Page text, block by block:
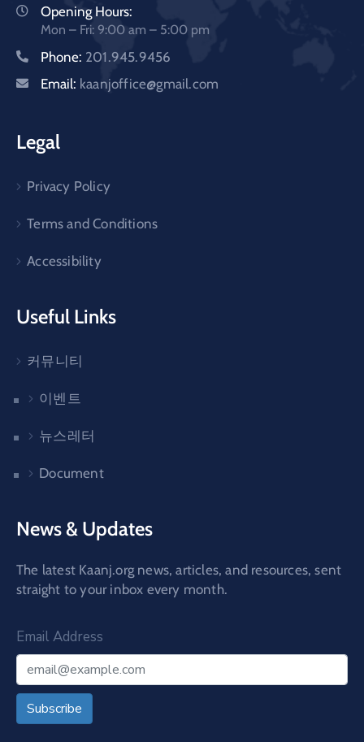
Opening Hours:
Mon – Fri: 9:00 am – 5:00 pm
Phone: 201.945.9456
Email: kaanjoffice@gmail.com
Legal
Privacy Policy
Terms and Conditions
Accessibility
Useful Links
커뮤니티
이벤트
뉴스레터
Document
News & Updates
The latest Kaanj.org news, articles, and resources, sent
straight to your inbox every month.
Email Address
Subscribe